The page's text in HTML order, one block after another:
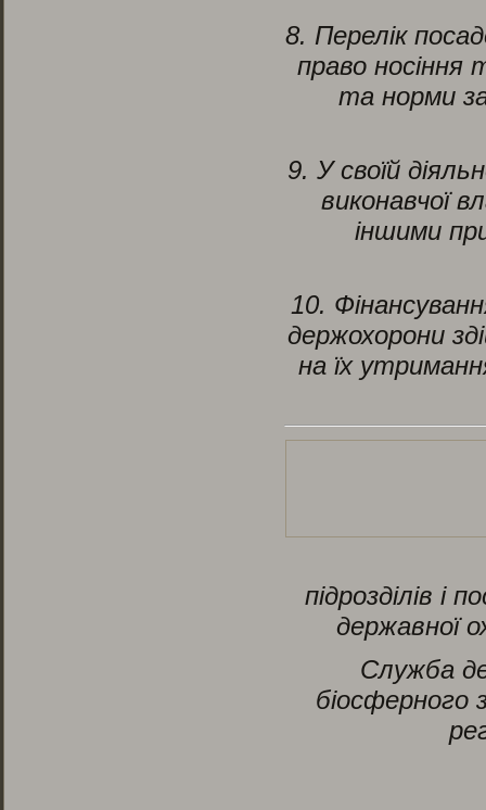
8. Перелік
право носіння
та норми
9. У своїй
виконавчої
іншими
10.
держохорони
на їх
підрозділів і
державної
Служба
біосферного